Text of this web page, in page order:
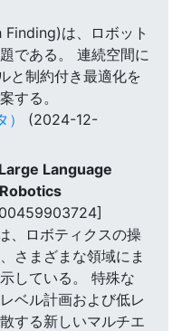
は、ロボット
である。 連続空間に
と制約付き最適化を
する。
(2024-12-
Language
、ロボティクスの操
さまざまな領域にま
している。 特殊な
ベル計画および低レ
する新しいマルチエ